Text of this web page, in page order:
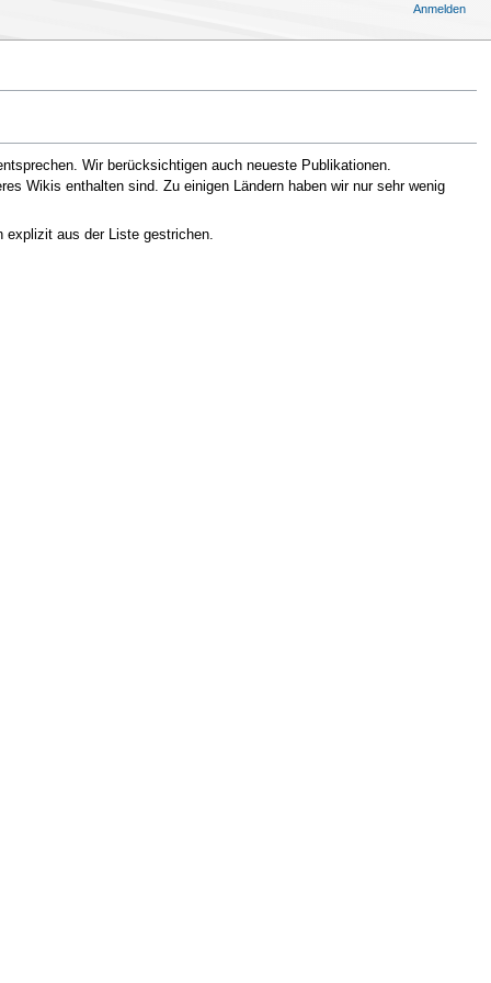
Wir berücksichtigen auch neueste Publikationen.
Wikis enthalten sind. Zu einigen Ländern haben wir nur sehr wenig
explizit aus der Liste gestrichen.
Anmelden